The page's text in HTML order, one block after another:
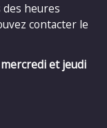
heures
contacter le
et jeudi